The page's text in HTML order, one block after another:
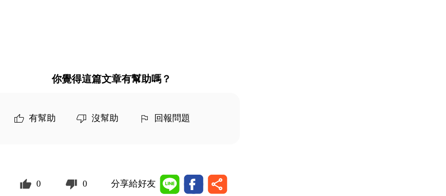
你覺得這篇文章有幫助嗎？
有幫助 沒幫助 回報問題
0 0 分享給好友